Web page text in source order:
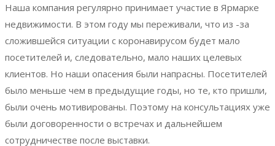
Наша компания регулярно принимает участие в Ярмарке
недвижимости. В этом году мы переживали, что из -за
сложившейся ситуации с коронавирусом будет мало
посетителей и, следовательно, мало наших целевых
клиентов. Но наши опасения были напрасны. Посетителей
было меньше чем в предыдущие годы, но те, кто пришли,
были очень мотивированы. Поэтому на консультациях уже
были договоренности о встречах и дальнейшем
сотрудничестве после выставки.